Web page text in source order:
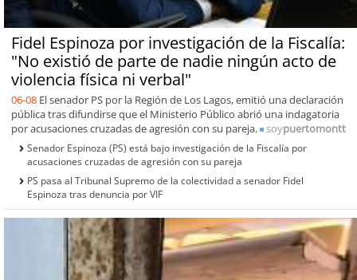
Fidel Espinoza por investigación de la Fiscalía:
"No existió de parte de nadie ningún acto de
violencia física ni verbal"
06-08 El senador PS por la Región de Los Lagos, emitió una declaración
pública tras difundirse que el Ministerio Público abrió una indagatoria
por acusaciones cruzadas de agresión con su pareja.
soypuertomontt
Senador Espinoza (PS) está bajo investigación de la Fiscalía por
acusaciones cruzadas de agresión con su pareja
PS pasa al Tribunal Supremo de la colectividad a senador Fidel
Espinoza tras denuncia por VIF